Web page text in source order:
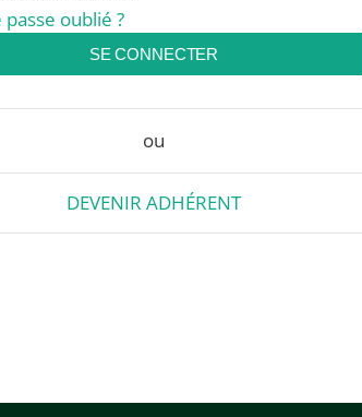
oublié ?
SE CONNECTER
ou
DEVENIR ADHÉRENT